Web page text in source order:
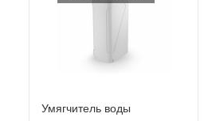
Умягчитель воды